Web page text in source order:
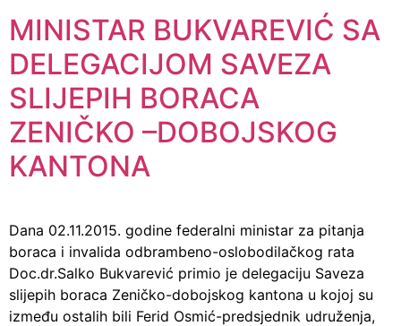
MINISTAR BUKVAREVIĆ SA
DELEGACIJOM SAVEZA
SLIJEPIH BORACA
ZENIČKO –DOBOJSKOG
KANTONA
Dana 02.11.2015. godine federalni ministar za pitanja
boraca i invalida odbrambeno-oslobodilačkog rata
Doc.dr.Salko Bukvarević primio je delegaciju Saveza
slijepih boraca Zeničko-dobojskog kantona u kojoj su
između ostalih bili Ferid Osmić-predsjednik udruženja,